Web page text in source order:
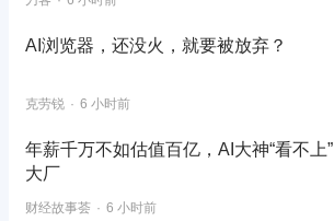
AI浏览器，还没火，就要被放弃？
克劳锐 6 小时前
年薪千万不如估值百亿，AI大神“看不上”
大厂
财经故事荟 6 小时前